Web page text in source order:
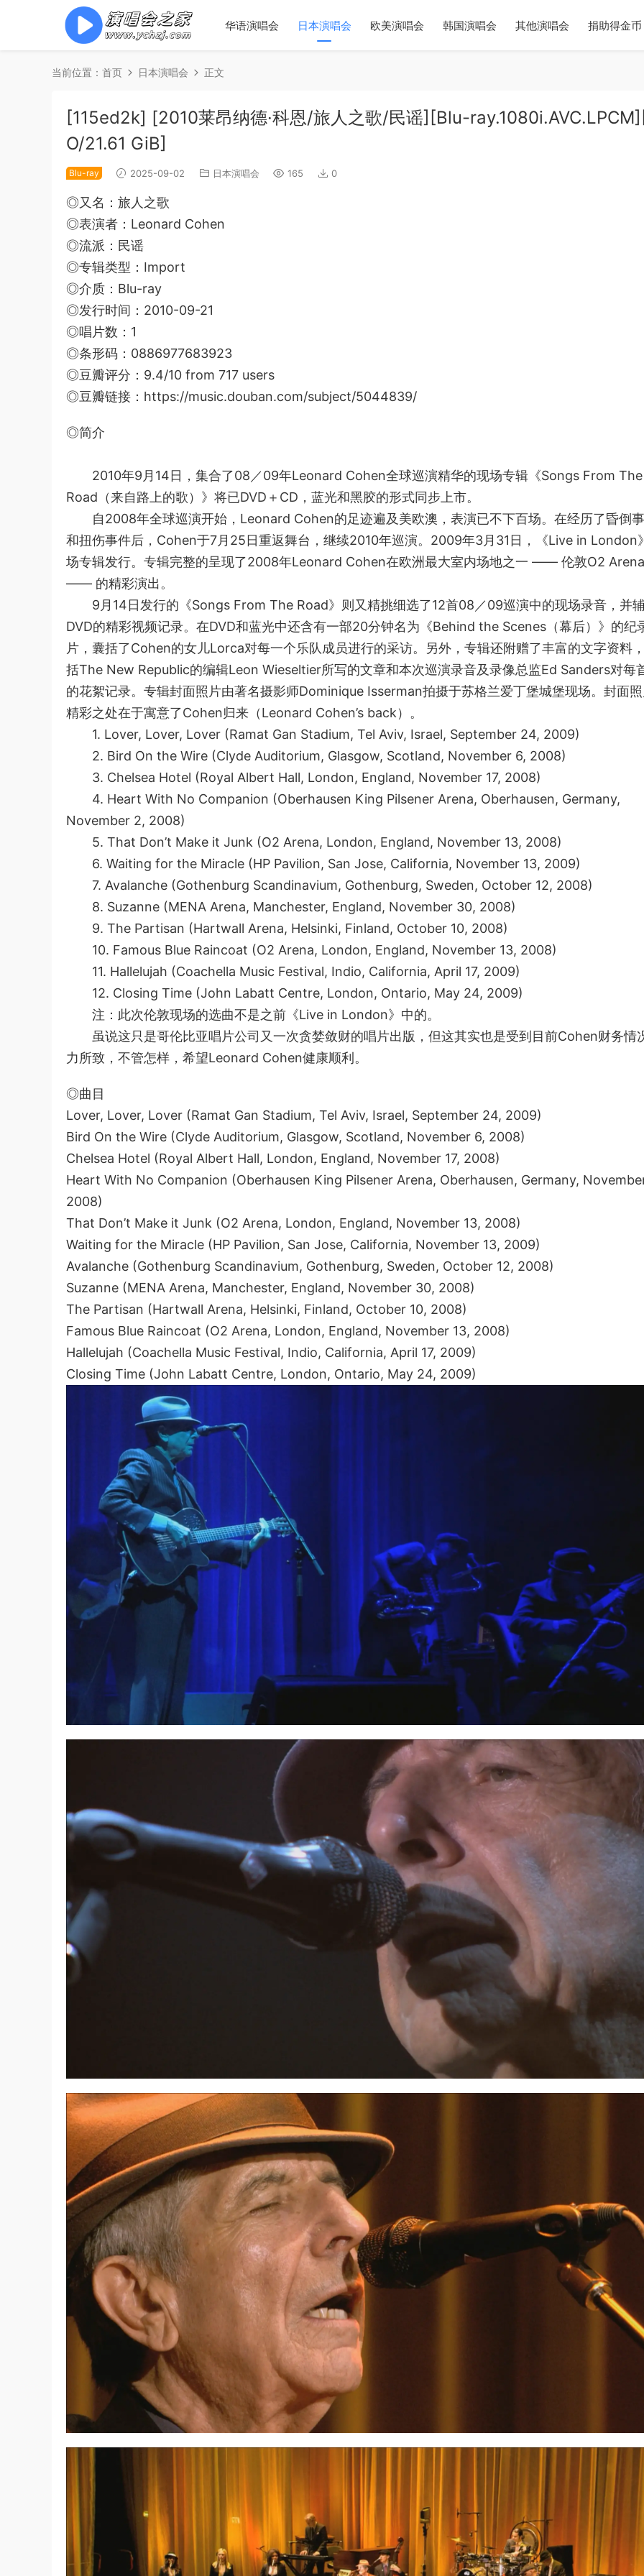
华语演唱会 日本演唱会 欧美演唱会 韩国演唱会 其他演唱会 捐助得金币
当前位置： 首页 日本演唱会 正文
[115ed2k] [2010莱昂纳德·科恩/旅人之歌/民谣][Blu-
O/21.61 GiB]
Blu-ray 2025-09-02 日本演唱会 165 0
◎又名：旅人之歌
◎表演者：Leonard Cohen
◎流派：民谣
◎专辑类型：Import
◎介质：Blu-ray
◎发行时间：2010-09-21
◎唱片数：1
◎条形码：0886977683923
◎豆瓣评分：9.4/10 from 717 users
◎豆瓣链接：https://music.douban.com/subject/5044839/
◎简介
2010年9月14日，集合了08／09年Leonard Cohen全球巡演精华的现场专辑《Songs From The
Road（来自路上的歌）》将已DVD＋CD，蓝光和黑胶的形式同步上市。
自2008年全球巡演开始，Leonard Cohen的足迹遍及美欧澳，表演已不下百场。在经历了昏倒
和扭伤事件后，Cohen于7月25日重返舞台，继续2010年巡演。2009年3月31日，《Live in London
场专辑发行。专辑完整的呈现了2008年Leonard Cohen在欧洲最大室内场地之一 —— 伦敦O2 Arena
—— 的精彩演出。
9月14日发行的《Songs From The Road》则又精挑细选了12首08／09巡演中的现场录音，并
DVD的精彩视频记录。在DVD和蓝光中还含有一部20分钟名为《Behind the Scenes（幕后）》的纪
片，囊括了Cohen的女儿Lorca对每一个乐队成员进行的采访。另外，专辑还附赠了丰富的文字资料
括The New Republic的编辑Leon Wieseltier所写的文章和本次巡演录音及录像总监Ed Sanders对每
的花絮记录。专辑封面照片由著名摄影师Dominique Isserman拍摄于苏格兰爱丁堡城堡现场。封面
精彩之处在于寓意了Cohen归来（Leonard Cohen’s back）。
1. Lover, Lover, Lover (Ramat Gan Stadium, Tel Aviv, Israel, September 24, 2009)
2. Bird On the Wire (Clyde Auditorium, Glasgow, Scotland, November 6, 2008)
3. Chelsea Hotel (Royal Albert Hall, London, England, November 17, 2008)
4. Heart With No Companion (Oberhausen King Pilsener Arena, Oberhausen, Germany,
November 2, 2008)
5. That Don’t Make it Junk (O2 Arena, London, England, November 13, 2008)
6. Waiting for the Miracle (HP Pavilion, San Jose, California, November 13, 2009)
7. Avalanche (Gothenburg Scandinavium, Gothenburg, Sweden, October 12, 2008)
8. Suzanne (MENA Arena, Manchester, England, November 30, 2008)
9. The Partisan (Hartwall Arena, Helsinki, Finland, October 10, 2008)
10. Famous Blue Raincoat (O2 Arena, London, England, November 13, 2008)
11. Hallelujah (Coachella Music Festival, Indio, California, April 17, 2009)
12. Closing Time (John Labatt Centre, London, Ontario, May 24, 2009)
注：此次伦敦现场的选曲不是之前《Live in London》中的。
虽说这只是哥伦比亚唱片公司又一次贪婪敛财的唱片出版，但这其实也是受到目前Cohen财务情
力所致，不管怎样，希望Leonard Cohen健康顺利。
◎曲目
Lover, Lover, Lover (Ramat Gan Stadium, Tel Aviv, Israel, September 24, 2009)
Bird On the Wire (Clyde Auditorium, Glasgow, Scotland, November 6, 2008)
Chelsea Hotel (Royal Albert Hall, London, England, November 17, 2008)
Heart With No Companion (Oberhausen King Pilsener Arena, Oberhausen, Germany,
2008)
That Don’t Make it Junk (O2 Arena, London, England, November 13, 2008)
Waiting for the Miracle (HP Pavilion, San Jose, California, November 13, 2009)
Avalanche (Gothenburg Scandinavium, Gothenburg, Sweden, October 12, 2008)
Suzanne (MENA Arena, Manchester, England, November 30, 2008)
The Partisan (Hartwall Arena, Helsinki, Finland, October 10, 2008)
Famous Blue Raincoat (O2 Arena, London, England, November 13, 2008)
Hallelujah (Coachella Music Festival, Indio, California, April 17, 2009)
Closing Time (John Labatt Centre, London, Ontario, May 24, 2009)